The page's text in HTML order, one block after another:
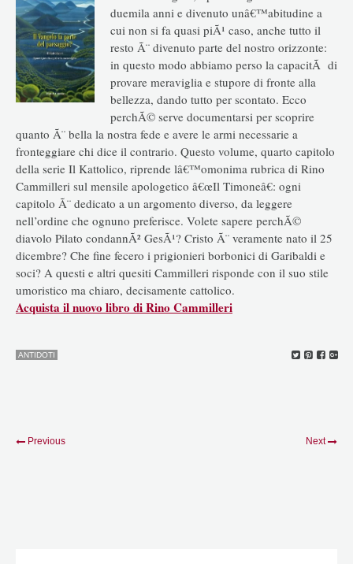
PARTE
DEL
PAESAGGIO?
duemila anni e divenuto unâ€™abitudine a
cui non si fa quasi piÃ¹ caso, anche tutto il
resto Ã¨ divenuto parte del nostro orizzonte:
in questo modo abbiamo perso la capacitÃ di
provare meraviglia e stupore di fronte alla
bellezza, dando tutto per scontato. Ecco
perchÃ© serve documentarsi per scoprire
quanto Ã¨ bella la nostra fede e avere le armi necessarie a
fronteggiare chi dice il contrario. Questo volume, quarto capitolo
della serie Il Kattolico, riprende lâ€™omonima rubrica di Rino
Cammilleri sul mensile apologetico â€œIl Timoneâ€: ogni
capitolo Ã¨ dedicato a un argomento diverso, da leggere
nell’ordine che ognuno preferisce. Volete sapere perchÃ©
diavolo Pilato condannÃ² GesÃ¹? Cristo Ã¨ veramente nato il 25
dicembre? Che fine fecero i prigionieri borbonici di Garibaldi e
soci? A questi e altri quesiti Cammilleri risponde con il suo stile
umoristico ma chiaro, decisamente cattolico.
Acquista il nuovo libro di Rino Cammilleri
ANTIDOTI
Previous Next